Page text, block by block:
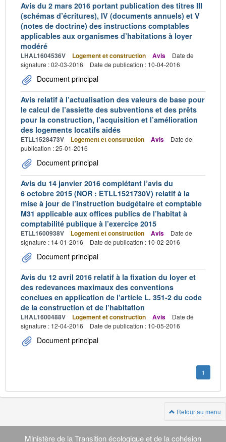
Avis du 2 mars 2016 portant publication des titres III
(schémas d’écritures), IV (documents annuels) et V
(notes de doctrine) des instructions comptables
applicables aux organismes d’habitations à loyer
modéré
LHAL1604536V Logement et construction Avis
Date de
signature : 02-03-2016
Date de publication : 10-04-2016
Document principal
Avis relatif à l’actualisation des valeurs de base pour
le calcul de l’assiette des subventions et des prêts
pour la construction, l’acquisition et l’amélioration
des logements locatifs aidés
ETLL1528473V Logement et construction Avis
Date de
publication : 25-01-2016
Document principal
Avis du 14 janvier 2016 complétant l’avis du
6 octobre 2015 (NOR : ETLL1521730V) relatif à la
mise à jour de l’instruction budgétaire et comptable
M31 applicable aux offices publics de l’habitat à
comptabilité publique à l’exercice 2015
ETLL1600938V Logement et construction Avis
Date de
signature : 14-01-2016
Date de publication : 10-02-2016
Document principal
Avis du 12 avril 2016 relatif à la fixation du loyer et
des redevances maximaux des conventions
conclues en application de l’article L. 351-2 du code
de la construction et de l’habitation
LHAL1600488V Logement et construction Avis
Date de
signature : 12-04-2016
Date de publication : 10-05-2016
Document principal
1
Retour au menu
Navigation
Ministère de la Transition écologique et de la cohésion